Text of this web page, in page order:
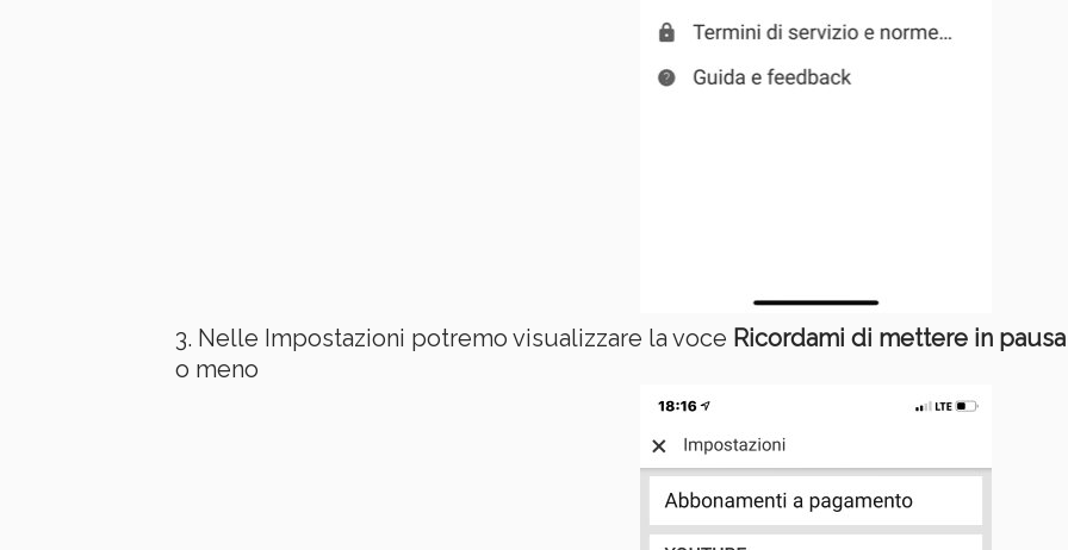
Nelle Impostazioni potremo visualizzare la voce Ricordami di mettere in pausa
o meno